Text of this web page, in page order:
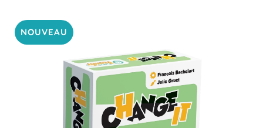
NOUVEAU